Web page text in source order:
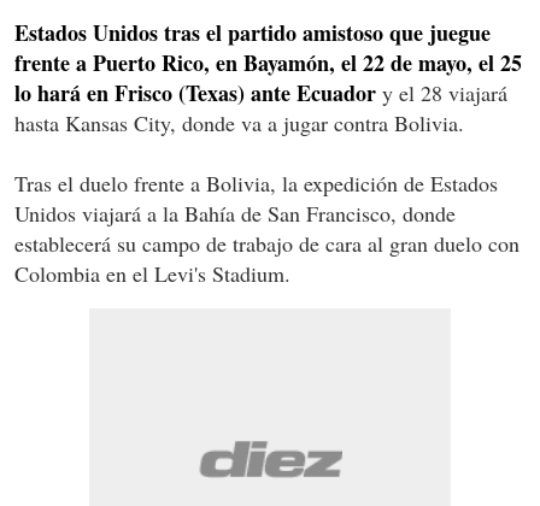
Estados Unidos tras el partido amistoso que juegue
frente a Puerto Rico, en Bayamón, el 22 de mayo, el 25
lo hará en Frisco (Texas) ante Ecuador y el 28 viajará
hasta Kansas City, donde va a jugar contra Bolivia.
Tras el duelo frente a Bolivia, la expedición de Estados
Unidos viajará a la Bahía de San Francisco, donde
establecerá su campo de trabajo de cara al gran duelo con
Colombia en el Levi's Stadium.